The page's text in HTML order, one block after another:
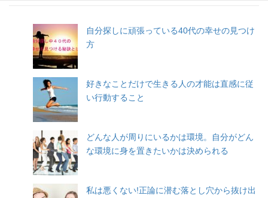
自分探しに頑張っている40代の幸せの見つけ
方
好きなことだけで生きる人の才能は直感に従
い行動すること
どんな人が周りにいるかは環境。自分がどん
な環境に身を置きたいかは決められる
私は悪くない!正論に潜む落とし穴から抜け出